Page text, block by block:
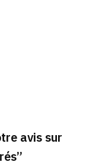
avis sur